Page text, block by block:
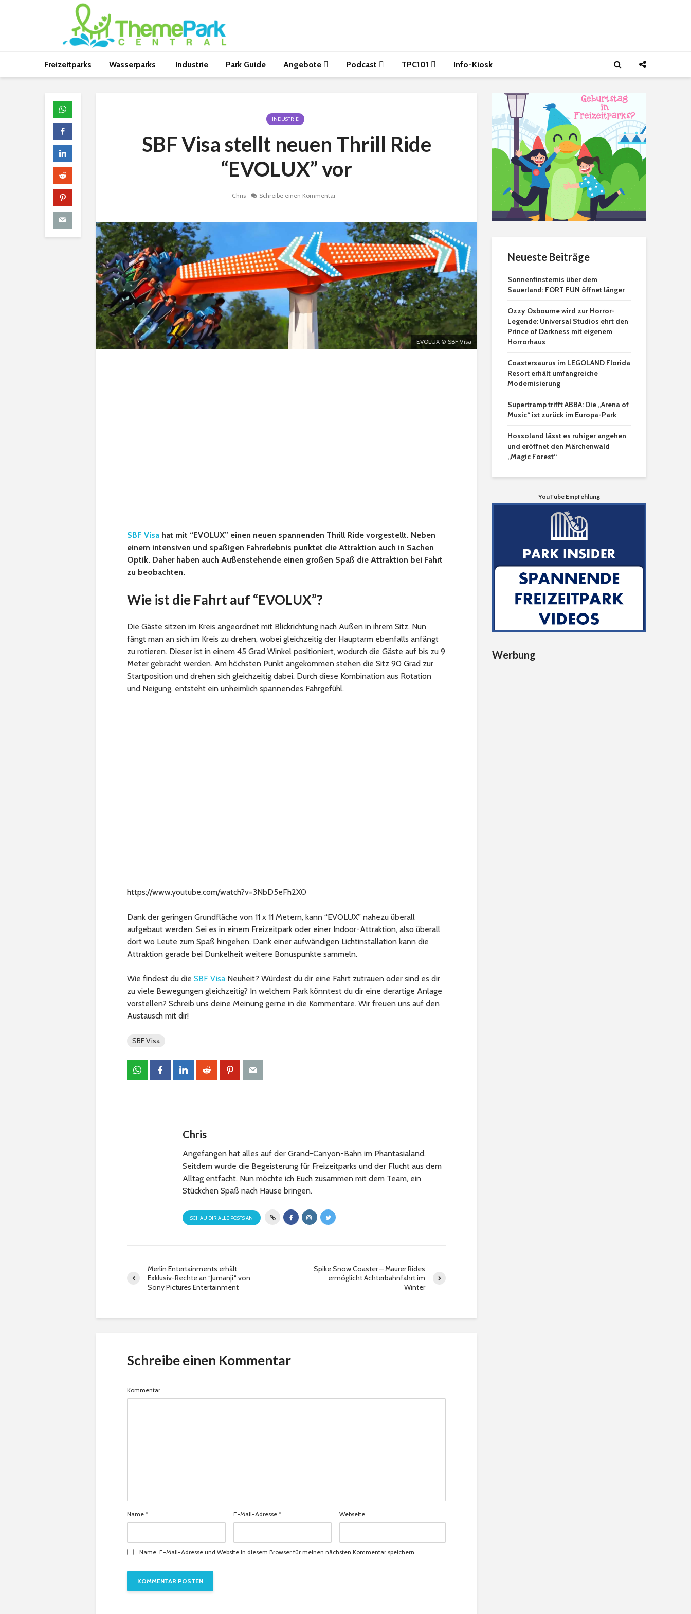
Freizeitparks Wasserparks Industrie Park Guide Angebote Podcast TPC101 Info-Kiosk
INDUSTRIE
SBF Visa stellt neuen Thrill Ride
“EVOLUX” vor
Chris Schreibe einen Kommentar
EVOLUX © SBF Visa
SBF Visa hat mit “EVOLUX” einen neuen spannenden Thrill Ride vorgestellt. Neben
einem intensiven und spaßigen Fahrerlebnis punktet die Attraktion auch in Sachen
Optik. Daher haben auch Außenstehende einen großen Spaß die Attraktion bei Fahrt
zu beobachten.
Wie ist die Fahrt auf “EVOLUX”?
Die Gäste sitzen im Kreis angeordnet mit Blickrichtung nach Außen in ihrem Sitz. Nun
fängt man an sich im Kreis zu drehen, wobei gleichzeitig der Hauptarm ebenfalls anfängt
zu rotieren. Dieser ist in einem 45 Grad Winkel positioniert, wodurch die Gäste auf bis zu 9
Meter gebracht werden. Am höchsten Punkt angekommen stehen die Sitz 90 Grad zur
Startposition und drehen sich gleichzeitig dabei. Durch diese Kombination aus Rotation
und Neigung, entsteht ein unheimlich spannendes Fahrgefühl.
https://www.youtube.com/watch?v=3NbD5eFh2X0
Dank der geringen Grundfläche von 11 x 11 Metern, kann “EVOLUX” nahezu überall
aufgebaut werden. Sei es in einem Freizeitpark oder einer Indoor-Attraktion, also überall
dort wo Leute zum Spaß hingehen. Dank einer aufwändigen Lichtinstallation kann die
Attraktion gerade bei Dunkelheit weitere Bonuspunkte sammeln.
Wie findest du die SBF Visa Neuheit? Würdest du dir eine Fahrt zutrauen oder sind es dir
zu viele Bewegungen gleichzeitig? In welchem Park könntest du dir eine derartige Anlage
vorstellen? Schreib uns deine Meinung gerne in die Kommentare. Wir freuen uns auf den
Austausch mit dir!
SBF Visa
Chris
Angefangen hat alles auf der Grand-Canyon-Bahn im Phantasialand.
Seitdem wurde die Begeisterung für Freizeitparks und der Flucht aus dem
Alltag entfacht. Nun möchte ich Euch zusammen mit dem Team, ein
Stückchen Spaß nach Hause bringen.
SCHAU DIR ALLE POSTS AN
Merlin Entertainments erhält
Exklusiv-Rechte an “Jumanji“ von
Sony Pictures Entertainment
Spike Snow Coaster – Maurer Rides
ermöglicht Achterbahnfahrt im
Winter
Schreibe einen Kommentar
Kommentar
Name * E-Mail-Adresse * Webseite
Name, E-Mail-Adresse und Website in diesem Browser für meinen nächsten Kommentar speichern.
Neueste Beiträge
Sonnenfinsternis über dem
Sauerland: FORT FUN öffnet länger
Ozzy Osbourne wird zur Horror-
Legende: Universal Studios ehrt den
Prince of Darkness mit eigenem
Horrorhaus
Coastersaurus im LEGOLAND Florida
Resort erhält umfangreiche
Modernisierung
Supertramp trifft ABBA: Die „Arena of
Music“ ist zurück im Europa-Park
Hossoland lässt es ruhiger angehen
und eröffnet den Märchenwald
„Magic Forest“
YouTube Empfehlung
Werbung